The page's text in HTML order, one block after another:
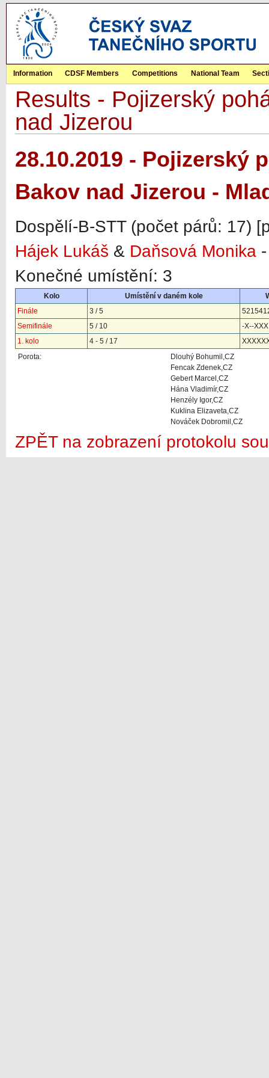
Information CDSF Members Competitions National Team
Results - Pojizerský
nad Jizerou
28.10.2019 - Pojizerský
Bakov nad Jizerou -
Dospělí-B-STT (počet párů: 17)
Hájek Lukáš & Daňsová Monika
Konečné umístění: 3
Kolo Umístění v daném kole
Finále
3 / 5
Semifinále
5 / 10
-X--XXX
1. kolo
4 - 5 / 17
Porota:
Dlouhý Bohumil,CZ
Fencak Zdenek,CZ
Gebert Marcel,CZ
Hána Vladimír,CZ
Henzély Igor,CZ
Kuklina Elizaveta,CZ
Nováček Dobromil,CZ
ZPĚT na zobrazení protokolu